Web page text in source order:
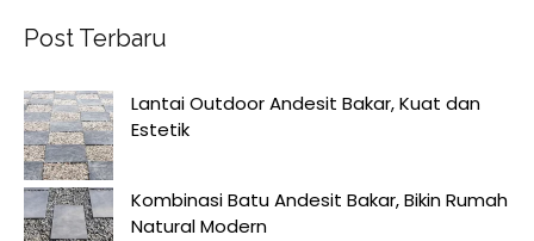
Post Terbaru
Lantai Outdoor Andesit Bakar, Kuat dan
Estetik
Kombinasi Batu Andesit Bakar, Bikin Rumah
Natural Modern